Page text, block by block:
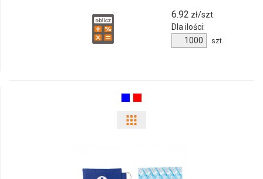
6.92 zł/szt.
Dla ilości:
Ilość
produktu
szt.
i